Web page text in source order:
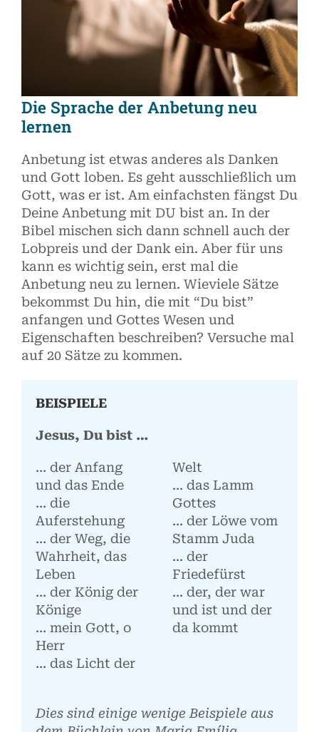
Die Sprache der Anbetung neu
lernen
Anbetung ist etwas anderes als Danken
und Gott loben. Es geht ausschließlich um
Gott, was er ist. Am einfachsten fängst Du
Deine Anbetung mit DU bist an. In der
Bibel mischen sich dann schnell auch der
Lobpreis und der Dank ein. Aber für uns
kann es wichtig sein, erst mal die
Anbetung neu zu lernen. Wieviele Sätze
bekommst Du hin, die mit “Du bist”
anfangen und Gottes Wesen und
Eigenschaften beschreiben? Versuche mal
auf 20 Sätze zu kommen.
BEISPIELE
Jesus, Du bist …
… der Anfang
und das Ende
… die
Auferstehung
… der Weg, die
Wahrheit, das
Leben
… der König der
Könige
… mein Gott, o
Herr
… das Licht der
Welt
… das Lamm
Gottes
… der Löwe vom
Stamm Juda
… der
Friedefürst
… der, der war
und ist und der
da kommt
Dies sind einige wenige Beispiele aus